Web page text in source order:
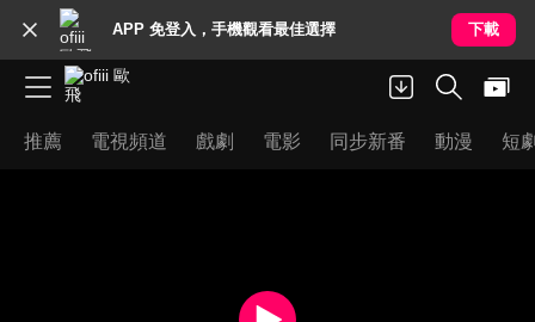
APP 免登入，手機觀看最佳選擇 下載
推薦 電視頻道 戲劇 電影 同步新番 動漫 短